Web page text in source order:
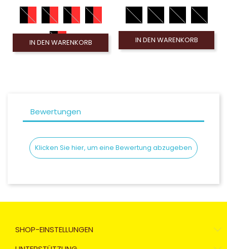
IN DEN WARENKORB IN DEN WARENKORB
Bewertungen
Klicken Sie hier, um eine Bewertung abzugeben
SHOP-EINSTELLUNGEN